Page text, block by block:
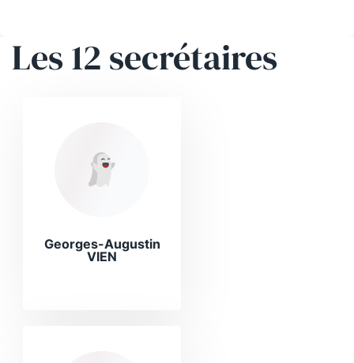
Les 12 secrétaires
Georges-Augustin
VIEN